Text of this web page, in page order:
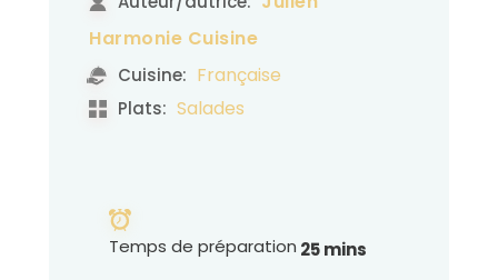
Harmonie Cuisine
Cuisine: Française
Plats: Salades
Temps de préparation 25 mins